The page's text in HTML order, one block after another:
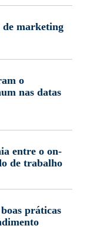
de marketing
o
nas datas
entre o on-
de trabalho
práticas